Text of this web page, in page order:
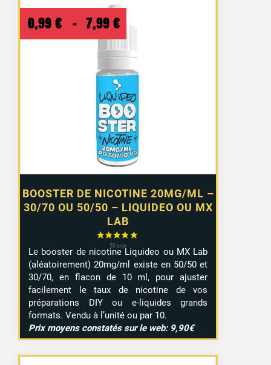
BOOSTER DE NICOTINE 20MG/ML –
30/70 OU 50/50 – LIQUIDEO OU MX
LAB
0,99 € – 7,99 € Plage
de
prix :
0,99 €
à
7,99 €
Le booster de nicotine Liquideo ou MX Lab
(aléatoirement) 20mg/ml existe en 50/50 et
30/70, en flacon de 10 ml, pour ajuster
facilement le taux de nicotine de vos
préparations DIY ou e-liquides grands
formats. Vendu à l’unité ou par 10.
Prix moyens constatés sur le web: 9,90€